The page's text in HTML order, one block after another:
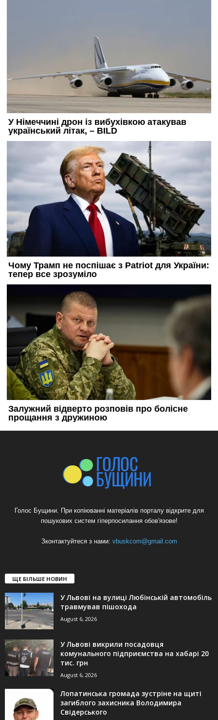
Голос Бущини. При копіюванні матеріалів порталу відкрите для
пошукових систем гіперпосилання обов'язове!
Зконтактуйтеся з нами: vbuskcom@gmail.com
ЩЕ БІЛЬШЕ НОВИН
У Львові на вулиці Любінській автомобіль
травмував пішохода
August 6, 2026
У Львові викрили посадовця
комунального підприємства на хабарі 20
тис. грн
August 6, 2026
Лопатинська громада зустріне на щиті
загиблого захисника Володимира
Свідерського